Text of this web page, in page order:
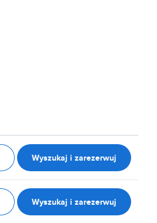
Wyszukaj i zarezerwuj
Wyszukaj i zarezerwuj